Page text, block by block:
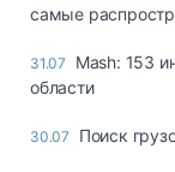
самые
31.07
Mash: 153
области
30.07 Поиск